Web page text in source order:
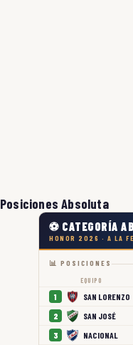
Posiciones Absoluta
⚽ CATEGORÍA
HONOR 2026 · A LA
📊 POSICIONES
EQUIPO
1 SAN LORENZO
2 SAN JOSÉ
3 NACIONAL